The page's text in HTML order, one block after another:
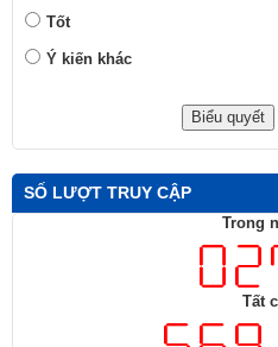
Tốt
Ý kiến khác
SỐ LƯỢT TRUY CẬP
Trong
Tất